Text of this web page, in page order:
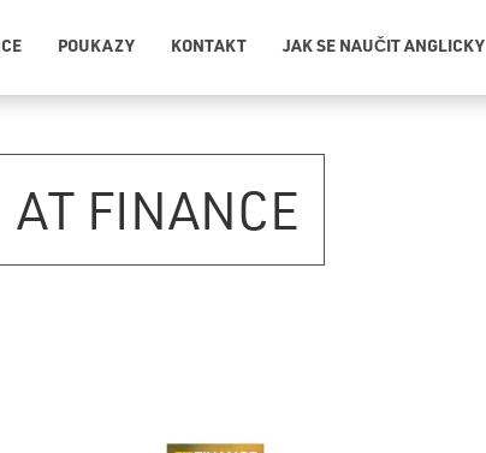
POUKAZY KONTAKT JAK SE NAUČIT ANGLICKY
AT FINANCE